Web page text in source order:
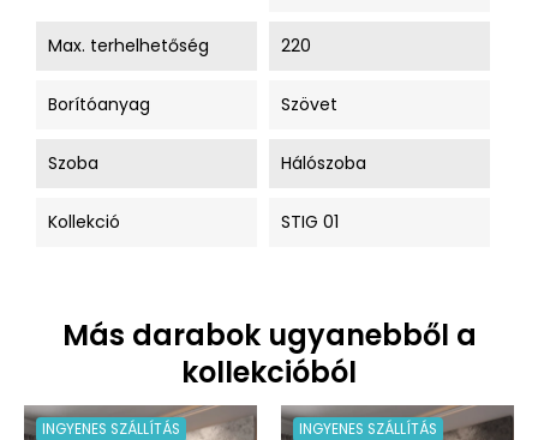
Max. terhelhetőség 220
Borítóanyag Szövet
Szoba Hálószoba
Kollekció STIG 01
Más darabok ugyanebből a
kollekcióból
INGYENES SZÁLLÍTÁS
INGYENES SZÁLLÍTÁS